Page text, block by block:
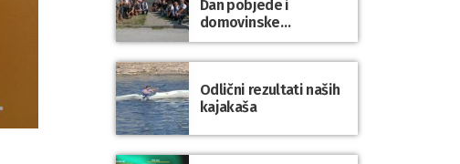
Dan pobjede i
domovinske
zahvalnosti te Dan
hrvatskih branitelja
Odlični rezultati naših
kajakaša